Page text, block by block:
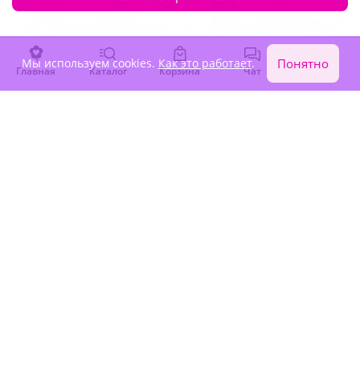
Главная Каталог Корзина Чат Войти
Мы используем cookies. Как это работает. Понятно